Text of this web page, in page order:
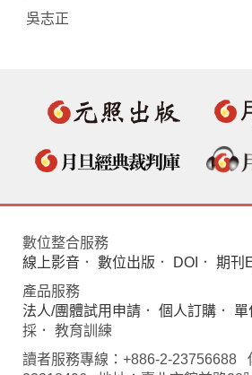
吳志正
數位整合服務
線上影音 ． 數位出版 ． DOI ． 期刊
產品服務
法人/團體試用申請 ． 個人訂購 ． 單
採． 教育訓練
讀者服務專線：+886-2-23756688